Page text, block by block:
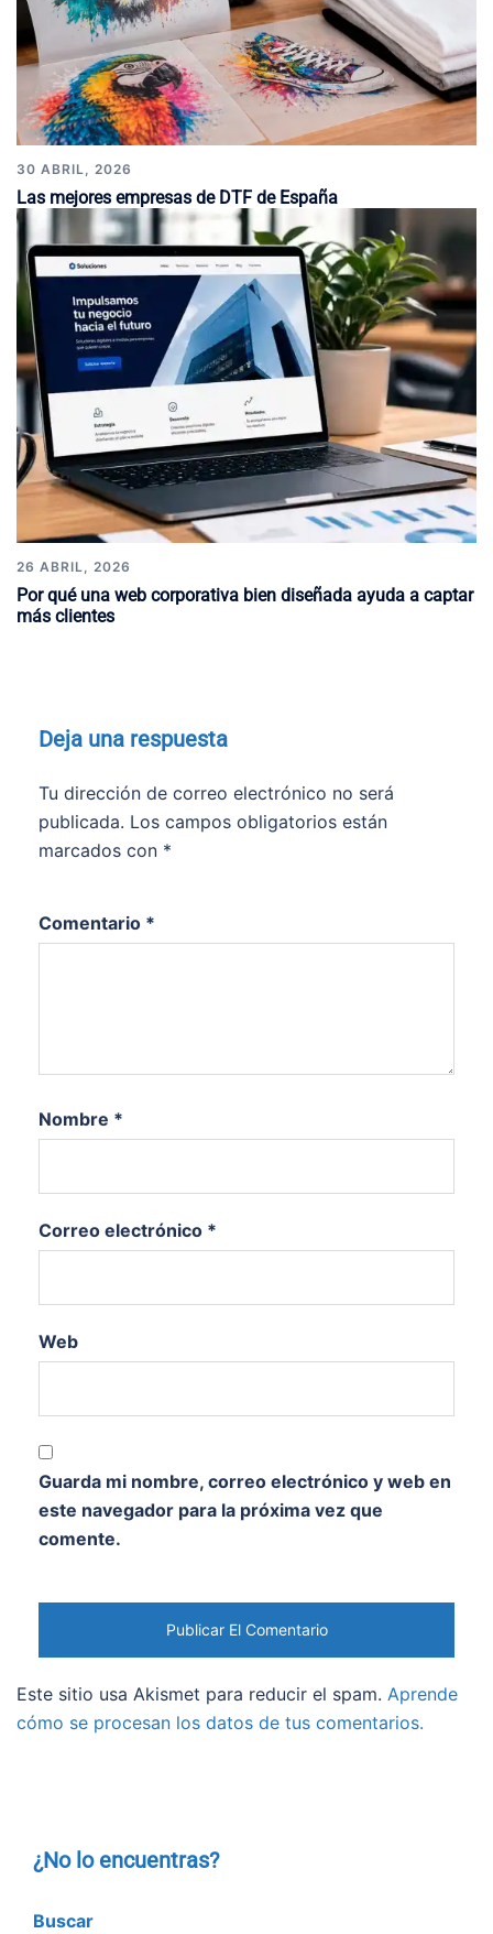
30 ABRIL, 2026
Las mejores empresas de DTF de España
26 ABRIL, 2026
Por qué una web corporativa bien diseñada ayuda a captar
más clientes
Deja una respuesta
Tu dirección de correo electrónico no será
publicada. Los campos obligatorios están
marcados con *
Comentario *
Nombre *
Correo electrónico *
Web
Guarda mi nombre, correo electrónico y web en
este navegador para la próxima vez que
comente.
Este sitio usa Akismet para reducir el spam. Aprende
cómo se procesan los datos de tus comentarios.
¿No lo encuentras?
Buscar